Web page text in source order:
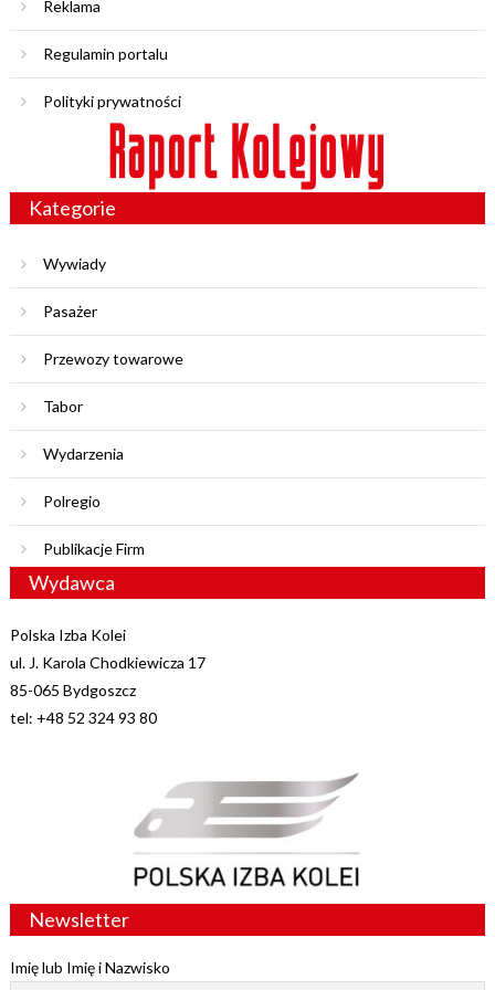
Reklama
Regulamin portalu
Polityki prywatności
Kategorie
Wywiady
Pasażer
Przewozy towarowe
Tabor
Wydarzenia
Polregio
Publikacje Firm
Wydawca
Polska Izba Kolei
ul. J. Karola Chodkiewicza 17
85-065 Bydgoszcz
tel: +48 52 324 93 80
Newsletter
Imię lub Imię i Nazwisko